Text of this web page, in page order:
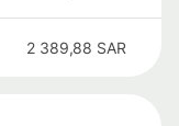
2 389,88 SAR